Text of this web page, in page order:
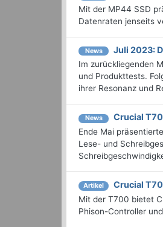
Mit der MP44 SSD
Datenraten jenseits
News Juli 2023:
Im zurückliegenden
und Produkttests.
ihrer Resonanz und
News Crucial
Ende Mai
Lese- und
Artikel Crucial
Mit der T700 bietet
Phison-Controller